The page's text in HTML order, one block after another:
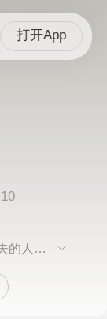
打开App
10
你不是我的满心欢喜，却是我患得患失的人。分享音乐，故事情怀，文字图文。愿岁月安好，不负韶华！